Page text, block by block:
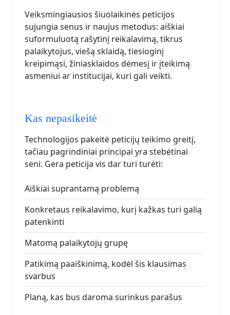
Veiksmingiausios šiuolaikinės peticijos
sujungia senus ir naujus metodus: aiškiai
suformuluotą rašytinį reikalavimą, tikrus
palaikytojus, viešą sklaidą, tiesioginį
kreipimąsi, žiniasklaidos dėmesį ir įteikimą
asmeniui ar institucijai, kuri gali veikti.
Kas nepasikeitė
Technologijos pakeitė peticijų teikimo greitį,
tačiau pagrindiniai principai yra stebėtinai
seni. Gera peticija vis dar turi turėti:
Aiškiai suprantamą problemą
Konkretaus reikalavimo, kurį kažkas turi galią
patenkinti
Matomą palaikytojų grupę
Patikimą paaiškinimą, kodėl šis klausimas
svarbus
Planą, kas bus daroma surinkus parašus